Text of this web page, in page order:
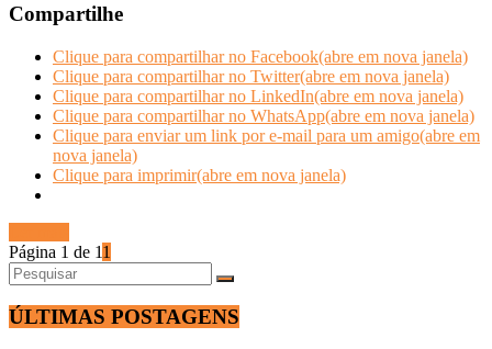
Compartilhe
Clique para compartilhar no Facebook(abre em nova janela)
Clique para compartilhar no Twitter(abre em nova janela)
Clique para compartilhar no LinkedIn(abre em nova janela)
Clique para compartilhar no WhatsApp(abre em nova janela)
Clique para enviar um link por e-mail para um amigo(abre em
nova janela)
Clique para imprimir(abre em nova janela)
Página 1 de 11
ÚLTIMAS POSTAGENS